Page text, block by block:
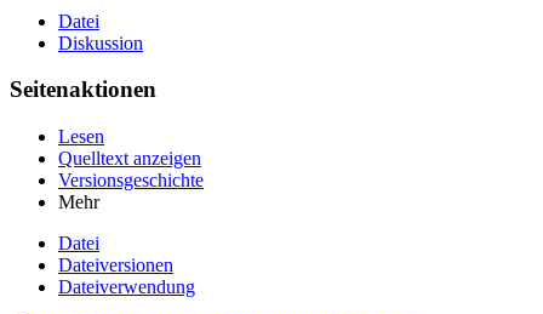
Datei
Diskussion
Seitenaktionen
Lesen
Quelltext anzeigen
Versionsgeschichte
Mehr
Datei
Dateiversionen
Dateiverwendung